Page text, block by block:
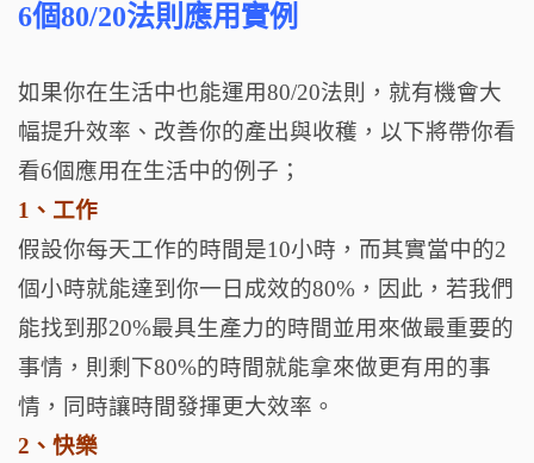
6個80/20法則應用實例
如果你在生活中也能運用80/20法則，就有機會大
幅提升效率、改善你的產出與收穫，以下將帶你看
看6個應用在生活中的例子；
1、工作
假設你每天工作的時間是10小時，而其實當中的2
個小時就能達到你一日成效的80%，因此，若我們
能找到那20%最具生產力的時間並用來做最重要的
事情，則剩下80%的時間就能拿來做更有用的事
情，同時讓時間發揮更大效率。
2、快樂